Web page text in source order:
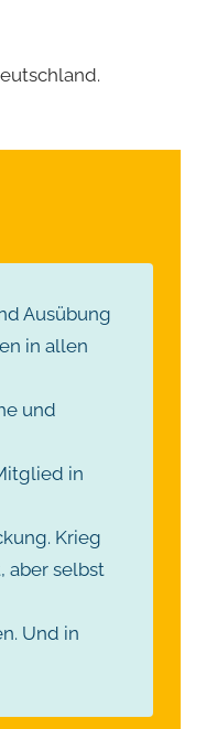
Ausübung
in allen
und
in
Krieg
aber selbst
Und in